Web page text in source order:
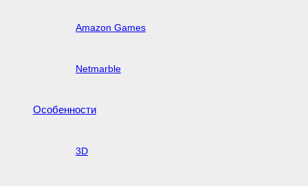
Amazon Games
Netmarble
Особенности
3D